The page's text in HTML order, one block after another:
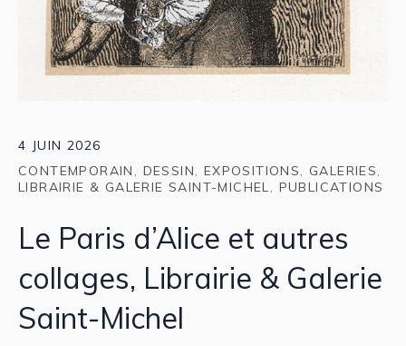
4 JUIN 2026
CONTEMPORAIN , DESSIN, EXPOSITIONS, GALERIES,
LIBRAIRIE & GALERIE SAINT-MICHEL, PUBLICATIONS
Le Paris d’Alice et autres
collages, Librairie & Galerie
Saint-Michel